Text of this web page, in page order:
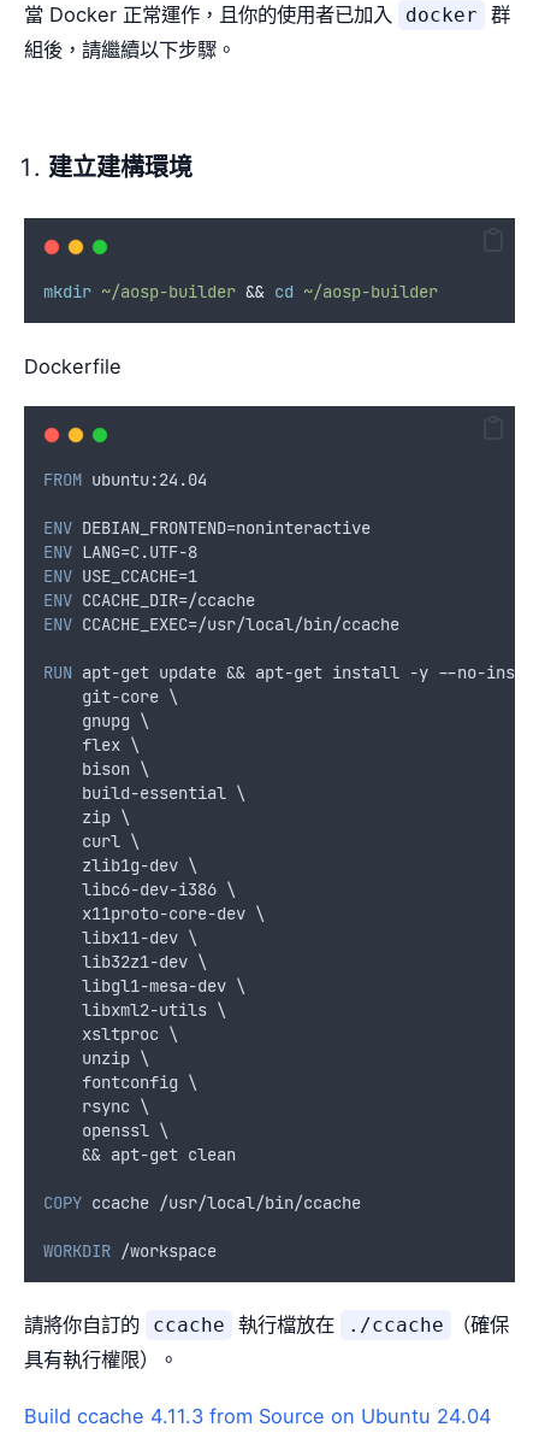
當 Docker 正常運作，且你的使用者已加入 docker
群
組後，請繼續以下步驟。
建立建構環境
mkdir ~/aosp-builder && cd ~/aosp-builder
Dockerfile
FROM ubuntu:24.04
ENV DEBIAN_FRONTEND=noninteractive
ENV LANG=C.UTF-8
ENV USE_CCACHE=1
ENV CCACHE_DIR=/ccache
ENV CCACHE_EXEC=/usr/local/bin/ccache
RUN apt-get update && apt-get install -y --no-
    git-core \
    gnupg \
    flex \
    bison \
    build-essential \
    zip \
    curl \
    zlib1g-dev \
    libc6-dev-i386 \
    x11proto-core-dev \
    libx11-dev \
    lib32z1-dev \
    libgl1-mesa-dev \
    libxml2-utils \
    xsltproc \
    unzip \
    fontconfig \
    rsync \
    openssl \
    && apt-get clean
COPY ccache /usr/local/bin/ccache
WORKDIR /workspace
請將你自訂的 ccache 執行檔放在 ./ccache
（確保
具有執行權限）。
Build ccache 4.11.3 from Source on Ubuntu 24.04